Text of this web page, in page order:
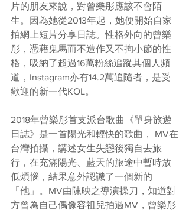
片的朋友來說，對曾樂彤應該不會陌
生。因為她從2013年起，她便開始自家
拍網上短片分享日誌。性格外向的曾樂
彤，憑藉鬼馬而不造作又不拘小節的性
格，吸納了超過16萬粉絲追蹤其個人頻
道，Instagram亦有14.2萬追隨者，是受
歡迎的新一代KOL。
2018年曾樂彤首支派台歌曲《單身旅遊
日誌》是一首陽光和輕快的歌曲， MV在
台灣拍攝，講述女生失戀後獨自去旅
行，在充滿陽光、藍天的旅途中暫時放
低煩惱，結果意外認識了一個新的
「他」。MV由陳映之導演操刀，知道對
方曾為自己偶像容祖兒拍過MV，曾樂彤